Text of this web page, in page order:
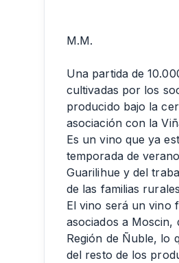
M.M.
Una partida de
cultivadas por los
producido bajo la
asociación con la
Es un vino que ya
temporada de
Guarilihue y del
de las familias
El vino será un vino
asociados a Moscin,
Región de Ñuble, lo
del resto de los